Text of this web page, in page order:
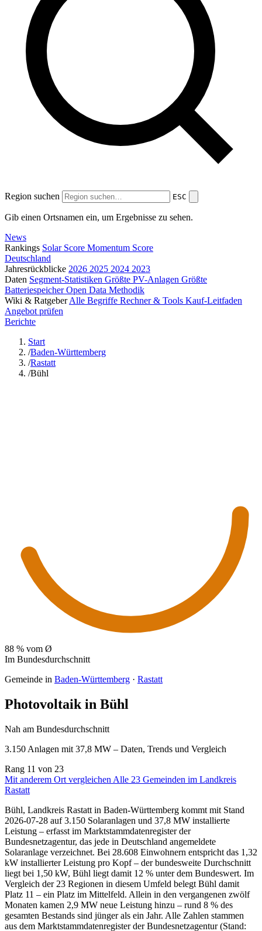
Region suchen ESC
Gib einen Ortsnamen ein, um Ergebnisse zu sehen.
News
Rankings Solar Score Momentum Score
Deutschland
Jahresrückblicke 2026 2025 2024 2023
Daten Segment-Statistiken Größte PV-Anlagen Größte
BatteriespeicherOpen Data Methodik
Wiki & Ratgeber Alle Begriffe Rechner & Tools Kauf-Leitfaden
Angebot prüfen
Berichte
Start
/Baden-Württemberg
/Rastatt
/Bühl
88 % vom Ø
Im Bundesdurchschnitt
Gemeinde in Baden-Württemberg · Rastatt
Photovoltaik in Bühl
Nah am Bundesdurchschnitt
3.150 Anlagen mit 37,8 MW – Daten, Trends und Vergleich
Rang 11 von 23
Mit anderem Ort vergleichen Alle 23 Gemeinden im Landkreis
Rastatt
Bühl, Landkreis Rastatt in Baden-Württemberg kommt mit Stand
2026-07-28 auf 3.150 Solaranlagen und 37,8 MW installierte
Leistung – erfasst im Marktstammdatenregister der
Bundesnetzagentur, das jede in Deutschland angemeldete
Solaranlage verzeichnet. Bei 28.608 Einwohnern entspricht das 1,32
kW installierter Leistung pro Kopf – der bundesweite Durchschnitt
liegt bei 1,50 kW, Bühl liegt damit 12 % unter dem Bundeswert. Im
Vergleich der 23 Regionen in diesem Umfeld belegt Bühl damit
Platz 11 – ein Platz im Mittelfeld. Allein in den vergangenen zwölf
Monaten kamen 2,9 MW neue Leistung hinzu – rund 8 % des
gesamten Bestands sind jünger als ein Jahr. Alle Zahlen stammen
aus dem Marktstammdatenregister der Bundesnetzagentur (Stand: